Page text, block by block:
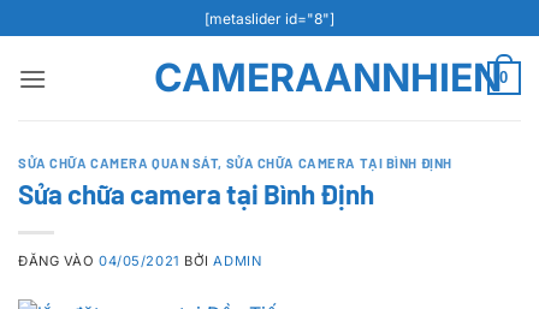
qua
nội
[metaslider id="8"]
CAMERAANNHIEN0
SỬA CHỮA CAMERA QUAN SÁT, SỬA CHỮA CAMERA TẠI BÌNH ĐỊNH
Sửa chữa camera tại Bình Định
ĐĂNG VÀO04/05/2021 BỞIADMIN